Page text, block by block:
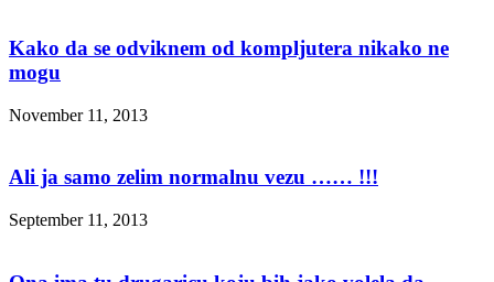
Kako da se odviknem od kompljutera nikako ne
mogu
November 11, 2013
Ali ja samo zelim normalnu vezu …… !!!
September 11, 2013